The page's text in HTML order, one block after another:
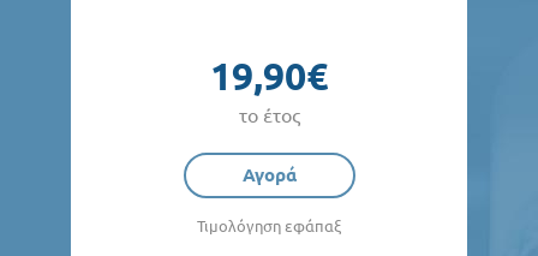
19,90€
το έτος
Αγορά
Τιμολόγηση εφάπαξ